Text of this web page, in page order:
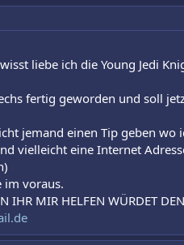
liebe ich die Young Jedi
fertig geworden und soll
jemand einen Tip geben
vielleicht eine Internet
im voraus.
IHR MIR HELFEN WÜRDET